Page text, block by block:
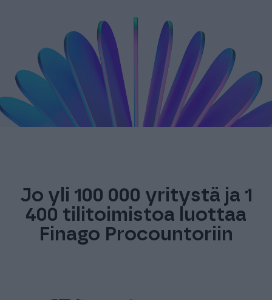
Jo yli 100 000 yritystä ja 1
400 tilitoimistoa luottaa
Finago Procountoriin